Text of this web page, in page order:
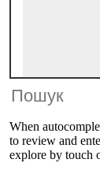
When
to review and
explore by touch